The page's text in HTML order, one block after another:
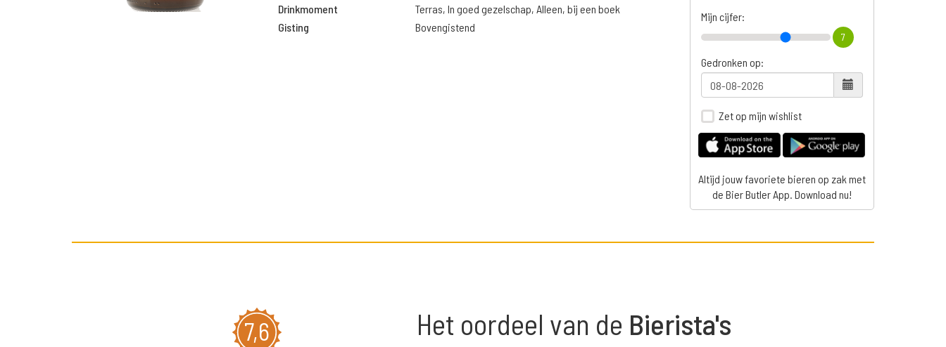
Drinkmoment
Terras, In goed gezelschap, Alleen, bij een boek
Gisting
Bovengistend
Mijn cijfer:
7
Gedronken op:
Zet op mijn wishlist
Altijd jouw favoriete bieren op zak met
de Bier Butler App. Download nu!
7,6 Het oordeel van de Bierista's